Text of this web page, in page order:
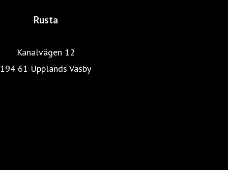
Rusta
Kanalvägen 12
194 61 Upplands Väsby